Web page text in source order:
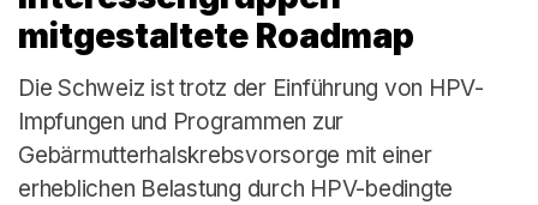
mitgestaltete Roadmap
Die Schweiz ist trotz der Einführung von HPV-
Impfungen und Programmen zur
Gebärmutterhalskrebsvorsorge mit einer
erheblichen Belastung durch HPV-bedingte